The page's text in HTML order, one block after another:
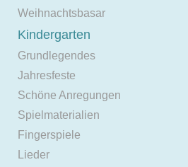
Weihnachtsbasar
Kindergarten
Grundlegendes
Jahresfeste
Schöne Anregungen
Spielmaterialien
Fingerspiele
Lieder